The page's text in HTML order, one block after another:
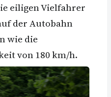
eiligen Vielfahrer
der Autobahn
wie die
von 180 km/h.